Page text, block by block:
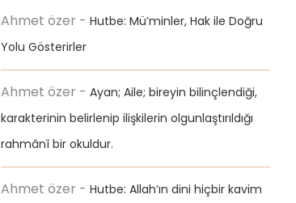
Ahmet özer -Hutbe: Mü’minler, Hak ile Doğru
Yolu Gösterirler
Ahmet özer -Ayan; Aile; bireyin bilinçlendiği,
karakterinin belirlenip ilişkilerin olgunlaştırıldığı
rahmânî bir okuldur.
Ahmet özer -Hutbe: Allah’ın dini hiçbir kavim